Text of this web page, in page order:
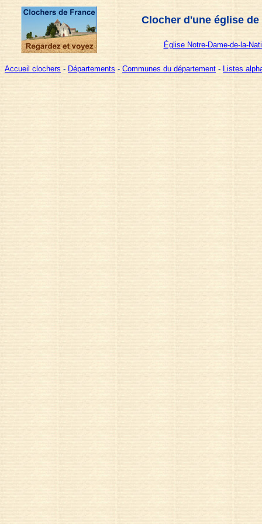
Clocher d'une église
Église Notre-Dame-de-la-
Accueil clochers - Départements - Communes du département - Listes